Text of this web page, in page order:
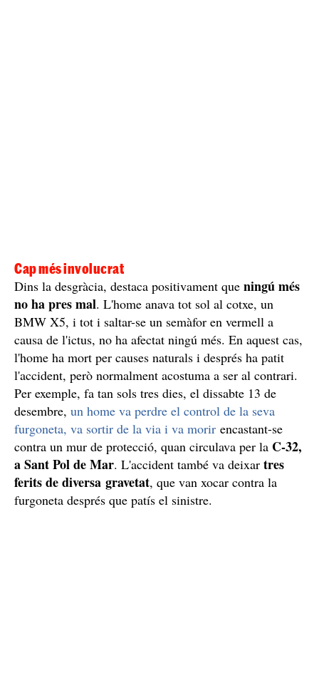
Cap més involucrat
Dins la desgràcia, destaca positivament que ningú més
no ha pres mal. L'home anava tot sol al cotxe, un
BMW X5, i tot i saltar-se un semàfor en vermell a
causa de l'ictus, no ha afectat ningú més. En aquest cas,
l'home ha mort per causes naturals i després ha patit
l'accident, però normalment acostuma a ser al contrari.
Per exemple, fa tan sols tres dies, el dissabte 13 de
desembre, un home va perdre el control de la seva
furgoneta, va sortir de la via i va morir encastant-se
contra un mur de protecció, quan circulava per la C-32,
a Sant Pol de Mar. L'accident també va deixar tres
ferits de diversa gravetat, que van xocar contra la
furgoneta després que patís el sinistre.